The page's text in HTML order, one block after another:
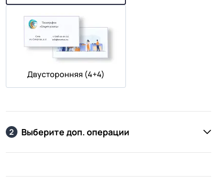
Двусторонняя (4+4)
2 Выберите доп. операции